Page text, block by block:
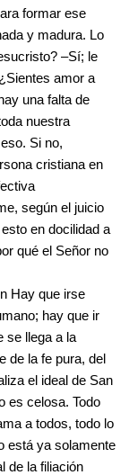
formar ese
y madura. Lo
–Sí; le
amor a
una falta de
nuestra
Si no,
cristiana en
según el juicio
en docilidad a
qué el Señor no
Hay que irse
hay que ir
se llega a la
de la fe pura, del
el ideal de San
es celosa. Todo
a todos, todo lo
está ya solamente
de la filiación